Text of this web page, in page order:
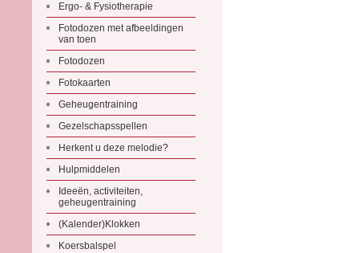
Ergo- & Fysiotherapie
Fotodozen met afbeeldingen
van toen
Fotodozen
Fotokaarten
Geheugentraining
Gezelschapsspellen
Herkent u deze melodie?
Hulpmiddelen
Ideeën, activiteiten,
geheugentraining
(Kalender)Klokken
Koersbalspel